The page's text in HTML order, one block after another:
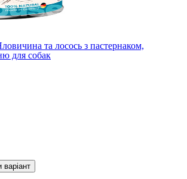
та лосось з пастернаком,
для собак
варіант